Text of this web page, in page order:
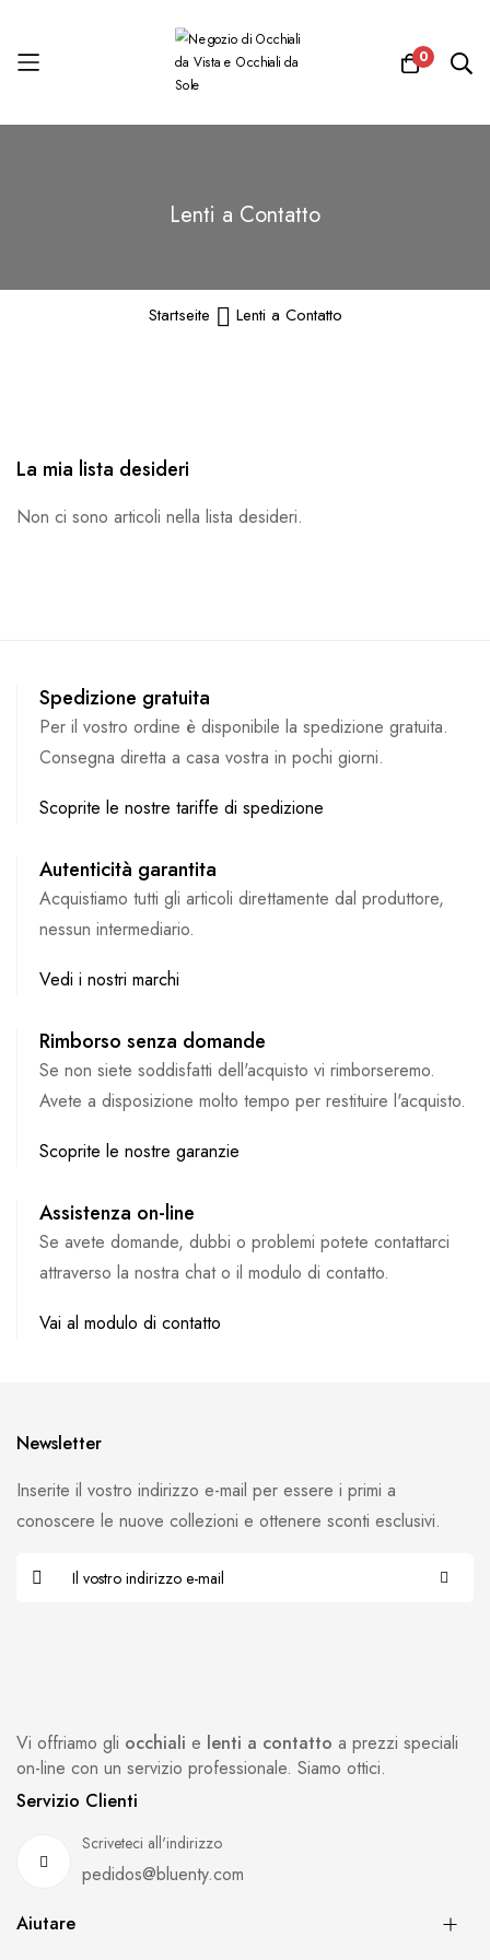
0
Lenti a Contatto
Startseite Lenti a Contatto
La mia lista desideri
Non ci sono articoli nella lista desideri.
Spedizione gratuita
Per il vostro ordine è disponibile la spedizione gratuita.
Consegna diretta a casa vostra in pochi giorni.
Scoprite le nostre tariffe di spedizione
Autenticità garantita
Acquistiamo tutti gli articoli direttamente dal produttore,
nessun intermediario.
Vedi i nostri marchi
Rimborso senza domande
Se non siete soddisfatti dell'acquisto vi rimborseremo.
Avete a disposizione molto tempo per restituire l'acquisto.
Scoprite le nostre garanzie
Assistenza on-line
Se avete domande, dubbi o problemi potete contattarci
attraverso la nostra chat o il modulo di contatto.
Vai al modulo di contatto
Vi offriamo gli occhiali e lenti a contatto a prezzi speciali
on-line con un servizio professionale. Siamo ottici.
Servizio Clienti
Scriveteci all'indirizzo
pedidos@bluenty.com
Aiutare
Newsletter
Inserite il vostro indirizzo e-mail per essere i primi a
conoscere le nuove collezioni e ottenere sconti esclusivi.